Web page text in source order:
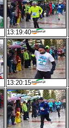
13:19:40
13:20:15